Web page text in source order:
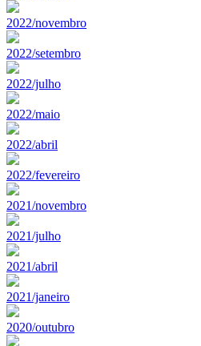
2022/novembro
2022/setembro
2022/julho
2022/maio
2022/abril
2022/fevereiro
2021/novembro
2021/julho
2021/abril
2021/janeiro
2020/outubro